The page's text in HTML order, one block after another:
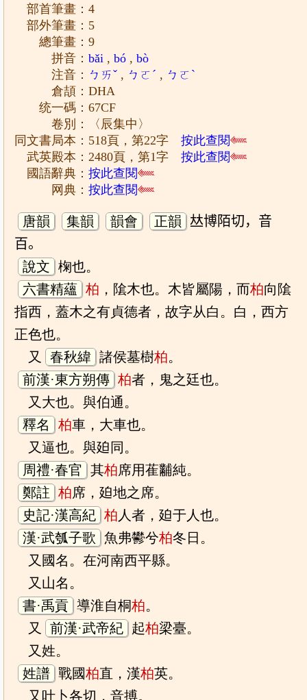
部首筆畫：4
部外筆畫：5
總筆畫：9
拼音：bǎi ,bó ,bò
注音： ㄅㄞˇ , ㄅㄛˊ , ㄅㄛˋ
倉頡：DHA
统一碼：67CF
卷別：〈辰集中〉
同文書局本：518頁，第22字按此查閱
武英殿本：2480頁，第1字按此查閱
國語辭典：按此查閱
网典：按此查閱
唐韻 集韻 韻會 正韻
𠀤博陌切，音
百。
說文 椈也。
六書精蘊 柏 ，隂木也。木皆屬陽，而柏向隂
指西，蓋木之有貞德者，故字从白。白，西方
正色也。
又
春秋緯 諸侯墓樹柏。
前漢·東方朔傳 柏者，鬼之廷也。
又大也。與伯通。
釋名
柏車，大車也。
又逼也。與廹同。
周禮·春官 其柏席用萑黼純。
鄭註 柏席，廹地之席。
史記·漢高紀 柏 人者，廹于人也。
漢·武瓠子歌 魚弗鬰兮柏冬日。
又國名。在河南西平縣。
又山名。
書·禹貢 導淮自桐柏。
又
前漢·武帝紀 起柏梁臺。
又姓。
姓譜 戰國柏直，漢柏英。
又叶卜各切，音搏。